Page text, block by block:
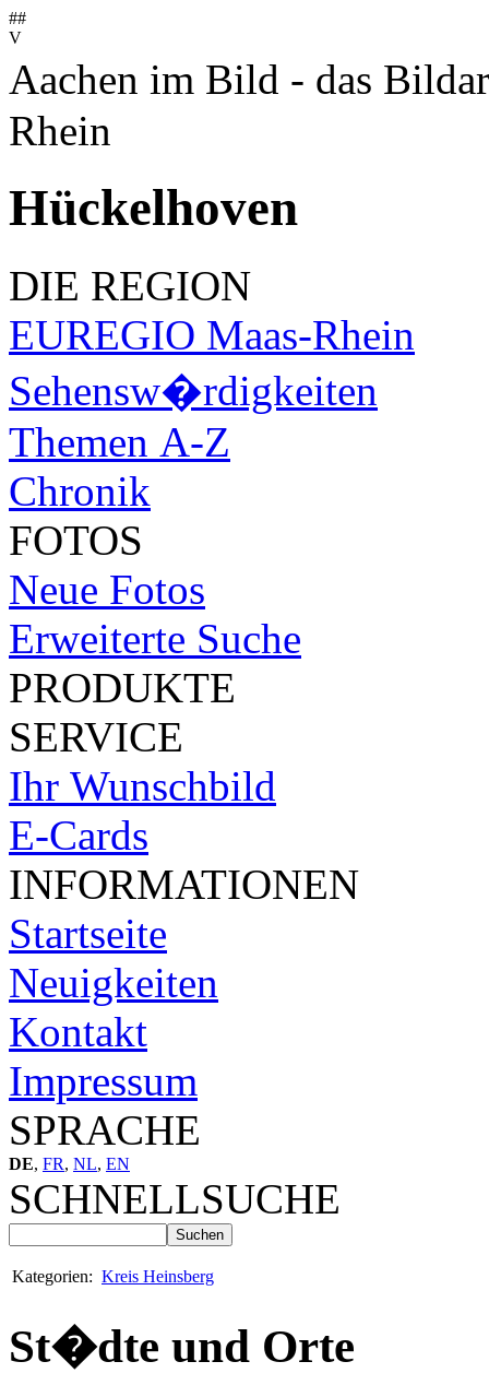
##
V
Aachen im Bild - das
Rhein
Hückelhoven
DIE REGION
EUREGIO Maas-Rhein
Sehensw�rdigkeiten
Themen A-Z
Chronik
FOTOS
Neue Fotos
Erweiterte Suche
PRODUKTE
SERVICE
Ihr Wunschbild
E-Cards
INFORMATIONEN
Startseite
Neuigkeiten
Kontakt
Impressum
SPRACHE
DE, FR, NL, EN
SCHNELLSUCHE
Kategorien: Kreis Heinsberg
St�dte und Orte